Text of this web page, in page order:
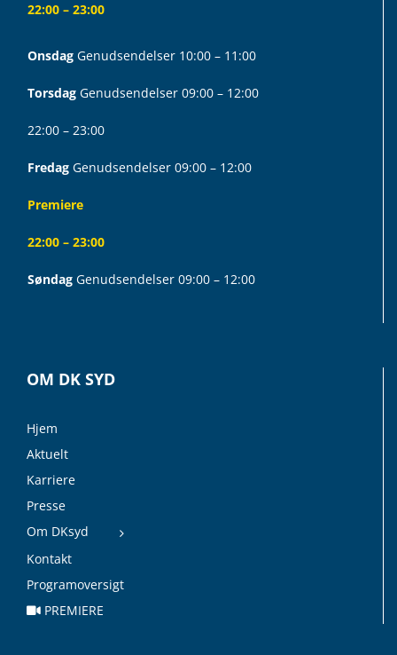
22:00 – 23:00
Onsdag Genudsendelser 10:00 – 11:00
Torsdag Genudsendelser 09:00 – 12:00
22:00 – 23:00
Fredag Genudsendelser 09:00 – 12:00
Premiere
22:00 – 23:00
Søndag Genudsendelser 09:00 – 12:00
OM DK SYD
Hjem
Aktuelt
Karriere
Presse
Om DKsyd
Kontakt
Programoversigt
PREMIERE